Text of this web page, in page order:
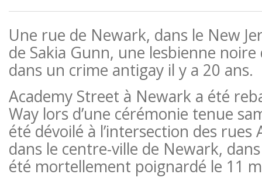
Une rue de Newark, dans le New
de Sakia Gunn, une lesbienne
dans un crime antigay il y a 20 ans.
Academy Street à Newark a été
Way lors d’une cérémonie tenue
été dévoilé à l’intersection des rues
dans le centre-ville de Newark,
été mortellement poignardé le 11